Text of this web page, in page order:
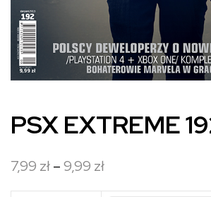
PSX EXTREME
7,99 zł–9,99 złZakres
cen: